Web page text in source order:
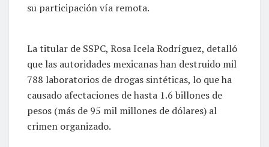
su participación vía remota.
La titular de SSPC, Rosa Icela Rodríguez, detalló
que las autoridades mexicanas han destruido mil
788 laboratorios de drogas sintéticas, lo que ha
causado afectaciones de hasta 1.6 billones de
pesos (más de 95 mil millones de dólares) al
crimen organizado.